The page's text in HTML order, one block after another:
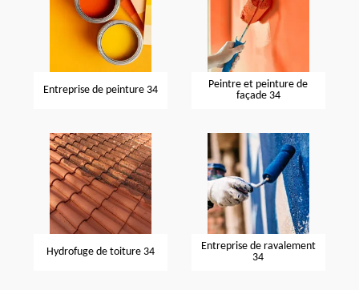
Entreprise de peinture 34
Peintre et peinture de
façade 34
Hydrofuge de toiture 34
Entreprise de ravalement
34